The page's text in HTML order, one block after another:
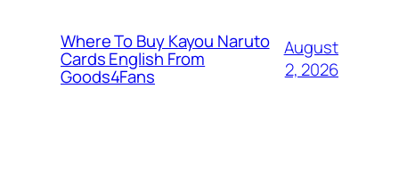
Where To Buy Kayou Naruto
Cards English From
Goods4Fans
August
2, 2026